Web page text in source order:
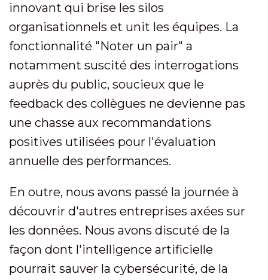
innovant qui brise les silos
organisationnels et unit les équipes. La
fonctionnalité "Noter un pair" a
notamment suscité des interrogations
auprès du public, soucieux que le
feedback des collègues ne devienne pas
une chasse aux recommandations
positives utilisées pour l'évaluation
annuelle des performances.
En outre, nous avons passé la journée à
découvrir d'autres entreprises axées sur
les données. Nous avons discuté de la
façon dont l'intelligence artificielle
pourrait sauver la cybersécurité, de la